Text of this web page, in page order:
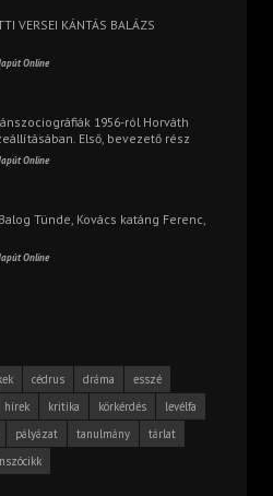
VERSEI KÁNTÁS BALÁZS
Online
1956-ról Horváth
Első, bevezető rész
Online
Tünde, Kovács katáng Ferenc,
Online
cédrus dráma
esszé
hírek kritika körkérdés
levélfa
pályázat tanulmány
tárlat